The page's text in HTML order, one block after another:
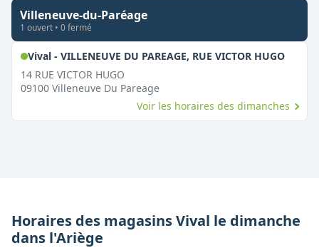
Villeneuve-du-Paréage
1 ouvert • 0fermé
Vival - VILLENEUVE DU PAREAGE, RUE VICTOR HUGO,
14 RUE VICTOR HUGO
09100 Villeneuve Du Pareage
Voir les horaires des dimanches
Horaires des magasinsVival le dimanche
dans l'Ariège